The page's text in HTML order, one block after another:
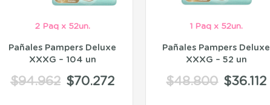
2 Paq x 52un.
Pañales Pampers Deluxe
XXXG – 104 un
$94.962 $70.272
1 Paq x 52un.
Pañales Pampers Deluxe
XXXG – 52 un
$48.800 $36.112